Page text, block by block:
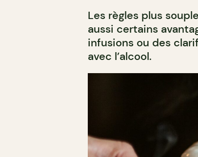
Les règles plus
aussi certains
infusions ou des
avec l’alcool.